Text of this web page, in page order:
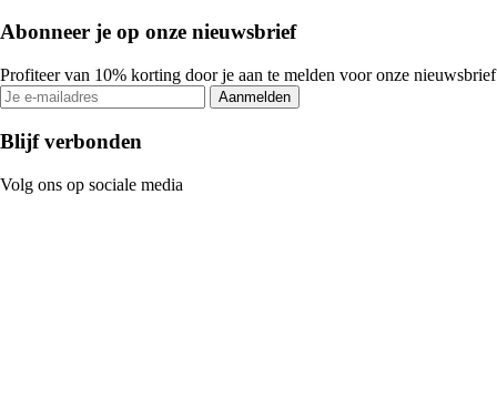
Abonneer je op onze nieuwsbrief
Profiteer van 10% korting door je aan te melden voor onze nieuwsbrief
Aanmelden
Blijf verbonden
Volg ons op sociale media